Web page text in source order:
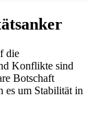
die
Konflikte sind
Botschaft
es um Stabilität in